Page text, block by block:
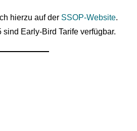
hierzu auf der SSOP-Website.
sind Early-Bird Tarife verfügbar.